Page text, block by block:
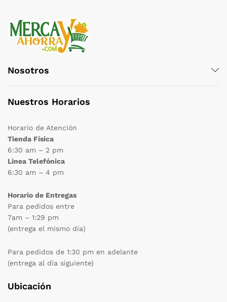
Nosotros
Nuestros Horarios
Horario de Atención
Tienda Física
6:30 am – 2 pm
Linea Telefónica
6:30 am – 4 pm
Horario de Entregas
Para pedidos entre
7am – 1:29 pm
(entrega el mismo día)
Para pedidos de 1:30 pm en adelante
(entrega al día siguiente)
Ubicación